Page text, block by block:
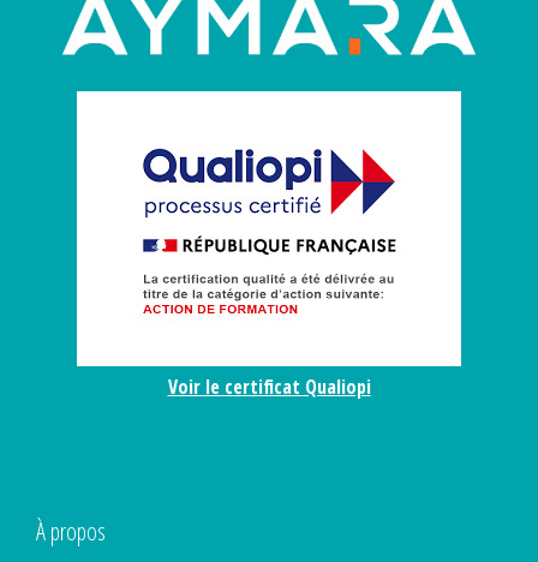
Voir le certificat Qualiopi
À propos